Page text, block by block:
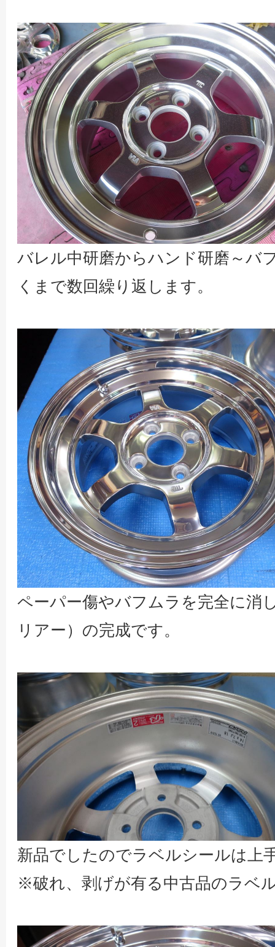
バレル中研磨からハンド研磨～バ
くまで数回繰り返します。
ペーパー傷やバフムラを完全に消
リアー）の完成です。
新品でしたのでラベルシールは上
※破れ、剥げが有る中古品のラベ